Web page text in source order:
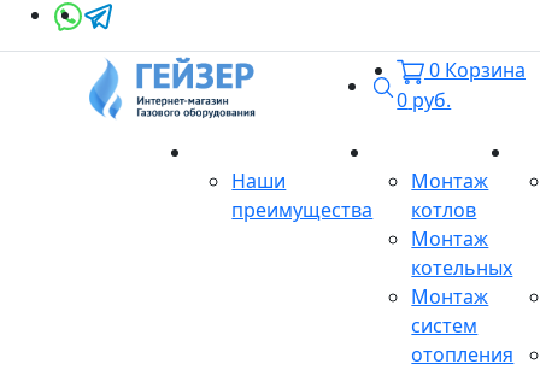
Поиск
0 Корзина
0 руб.
Наши
преимущества
Монтаж
котлов
Монтаж
котельных
Монтаж
систем
отопления